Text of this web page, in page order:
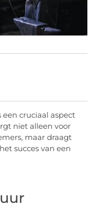
cruciaal aspect
niet alleen voor
maar draagt
succes van een